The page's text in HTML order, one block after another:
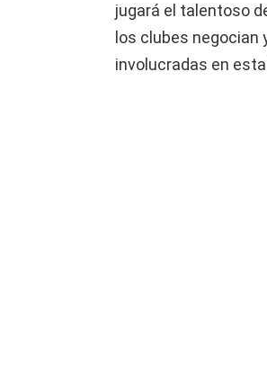
jugará el talentoso
los clubes negocian
involucradas en